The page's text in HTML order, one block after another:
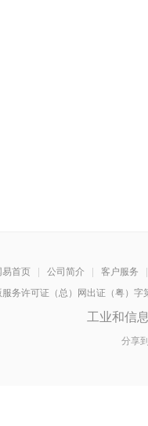
易首页 | 公司简介 | 客户服务
|
务许可证（总）网出证（粤）
工业和信
分享